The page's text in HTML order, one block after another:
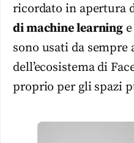
ricordato in apertura
di machine learning
sono usati da sempre
dell’ecosistema di
proprio per gli spazi